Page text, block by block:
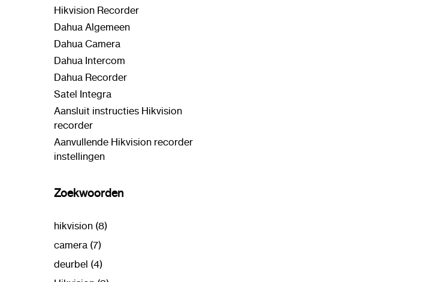
Hikvision Recorder
Dahua Algemeen
Dahua Camera
Dahua Intercom
Dahua Recorder
Satel Integra
Aansluit instructies Hikvision
recorder
Aanvullende Hikvision recorder
instellingen
Zoekwoorden
hikvision (8)
camera (7)
deurbel (4)